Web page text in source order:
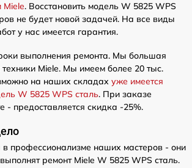
Miele. Восстановить модель W 5825 WPS
не будет новой задачей. На все виды
у нас имеется гарантия.
выполнения ремонта. Мы большая
техники Miele. Мы имеем более 20 тыс.
на наших складах уже имеется
W 5825 WPS сталь. При заказе
- предоставляется скидка -25%.
профессионализме наших мастеров - они
ремонт Miele W 5825 WPS сталь.